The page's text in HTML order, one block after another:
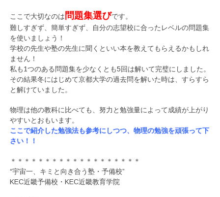
ここで大切なのは 問題集選びです。
難しすぎず、簡単すぎず、自分の志望校に合ったレベルの問題集
を使いましょう！
学校の先生や塾の先生に聞くといい本を教えてもらえるかもしれ
ません！
私も1つのある問題集を少なくとも5回は解いて完璧にしました。
その結果冬にはじめて京都大学の過去問を解いた時は、すらすら
と解けていました。
物理は他の教科に比べても、努力と勉強量によって成績が上がり
やすいとおもいます。
ここで紹介した勉強法も参考にしつつ、物理の勉強を頑張って下
さい！！
＊＊＊＊＊＊＊＊＊＊＊＊＊＊＊＊＊＊＊
“宇宙一、キミと向き合う塾・予備校”
KEC近畿予備校・KEC近畿教育学院